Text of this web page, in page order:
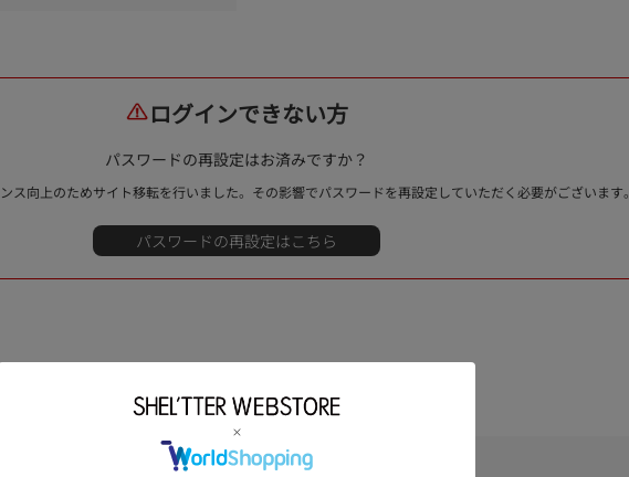
ログインできない方
パスワードの再設定はお済みですか？
ス向上のためサイト移転を行いました。その影響でパスワードを再設定していただく必要がございます。